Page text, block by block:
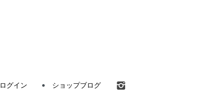
ログイン ショップブログ